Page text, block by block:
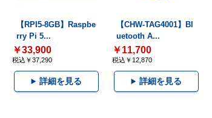
【RPI5-8GB】Raspbe
rry Pi 5...
￥33,900
税込￥37,290
詳細を見る
【CHW-TAG4001】Bl
uetooth A...
￥11,700
税込￥12,870
詳細を見る